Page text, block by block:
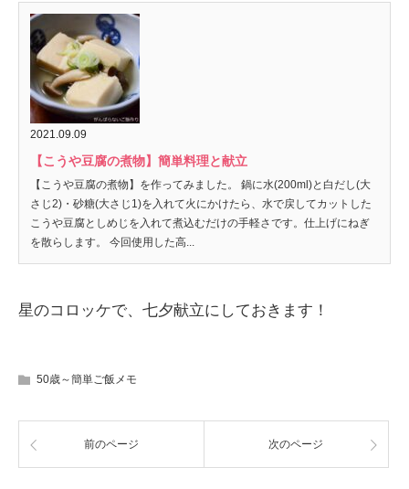
2021.09.09
【こうや豆腐の煮物】簡単料理と献立
【こうや豆腐の煮物】を作ってみました。 鍋に水(200ml)と白だし(大
さじ2)・砂糖(大さじ1)を入れて火にかけたら、水で戻してカットした
こうや豆腐としめじを入れて煮込むだけの手軽さです。仕上げにねぎ
を散らします。 今回使用した高...
星のコロッケで、七夕献立にしておきます！
50歳～簡単ご飯メモ
前のページ 次のページ